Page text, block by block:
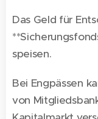
Das Geld für
speisen.
Bei Engpässen
von